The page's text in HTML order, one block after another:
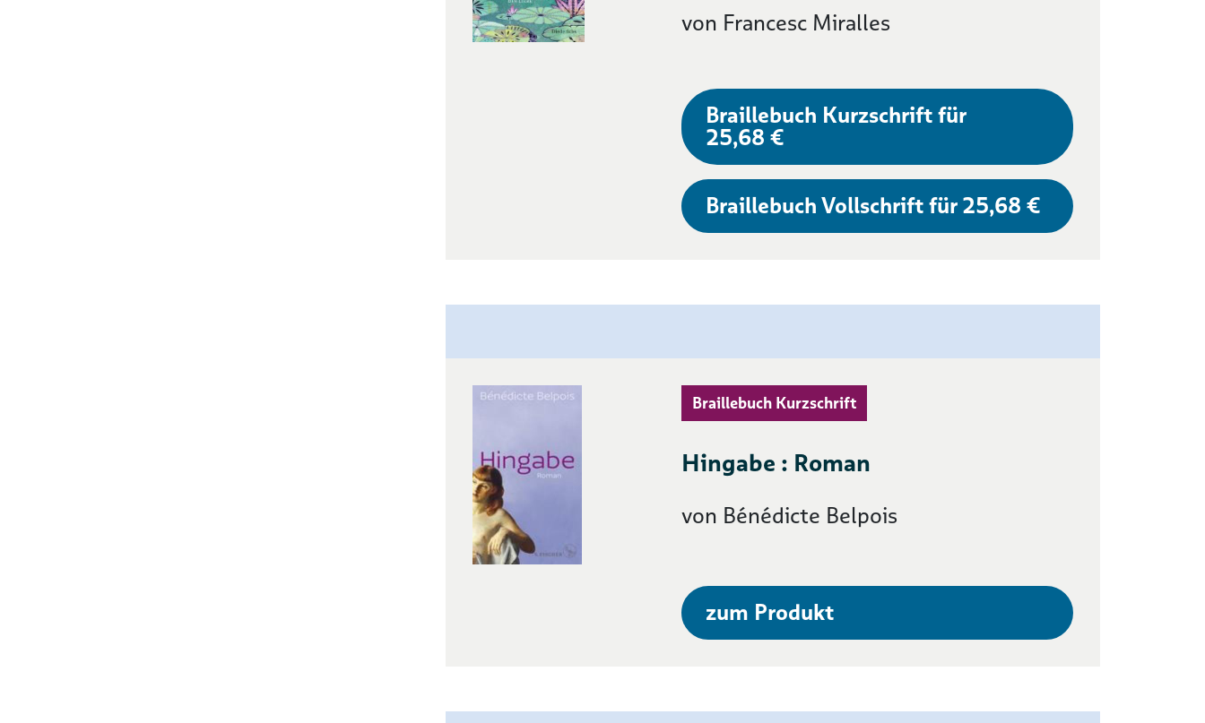
von Francesc Miralles
Braillebuch Kurzschrift für
25,68 €
Braillebuch Vollschrift für 25,68 €
Braillebuch Kurzschrift
Hingabe : Roman
von Bénédicte Belpois
zum Produkt